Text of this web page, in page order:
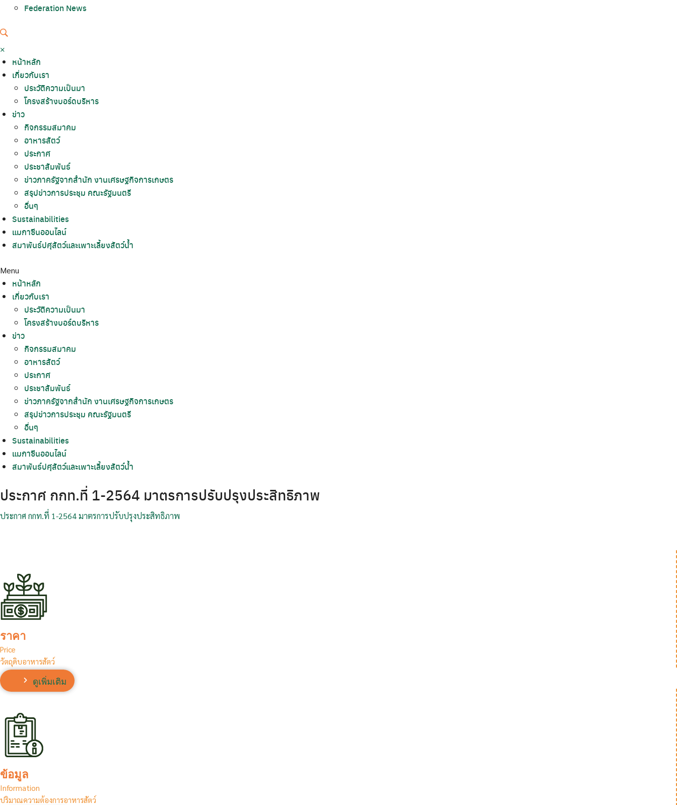
Federation News
×
หน้าหลัก
เกี่ยวกับเรา
ประวัติความเป็นมา
โครงสร้างบอร์ดบริหาร
ข่าว
กิจกรรมสมาคม
อาหารสัตว์
ประกาศ
ประชาสัมพันธ์
ข่าวภาครัฐจากสำนัก งานเศรษฐกิจการเกษตร
สรุปข่าวการประชุม คณะรัฐมนตรี
อื่นๆ
Sustainabilities
แมกาซีนออนไลน์
สมาพันธ์ปศุสัตว์และเพาะเลี้ยงสัตว์น้ำ
Menu
หน้าหลัก
เกี่ยวกับเรา
ประวัติความเป็นมา
โครงสร้างบอร์ดบริหาร
ข่าว
กิจกรรมสมาคม
อาหารสัตว์
ประกาศ
ประชาสัมพันธ์
ข่าวภาครัฐจากสำนัก งานเศรษฐกิจการเกษตร
สรุปข่าวการประชุม คณะรัฐมนตรี
อื่นๆ
Sustainabilities
แมกาซีนออนไลน์
สมาพันธ์ปศุสัตว์และเพาะเลี้ยงสัตว์น้ำ
ประกาศ กกท.ที่ 1-2564 มาตรการปรับปรุงประสิทธิภาพ
ประกาศ กกท.ที่ 1-2564 มาตรการปรับปรุงประสิทธิภาพ
ราคา
Price
วัตถุดิบอาหารสัตว์
ดูเพิ่มเติม
ข้อมูล
Information
ปริมาณความต้องการอาหารสัตว์